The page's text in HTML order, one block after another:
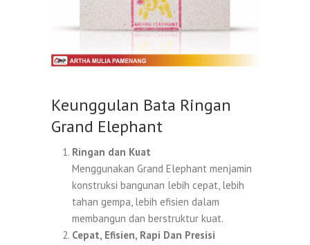
Keunggulan Bata Ringan
Grand Elephant
Ringan dan Kuat
Menggunakan Grand Elephant menjamin
konstruksi bangunan lebih cepat, lebih
tahan gempa, lebih efisien dalam
membangun dan berstruktur kuat.
Cepat, Efisien, Rapi Dan Presisi